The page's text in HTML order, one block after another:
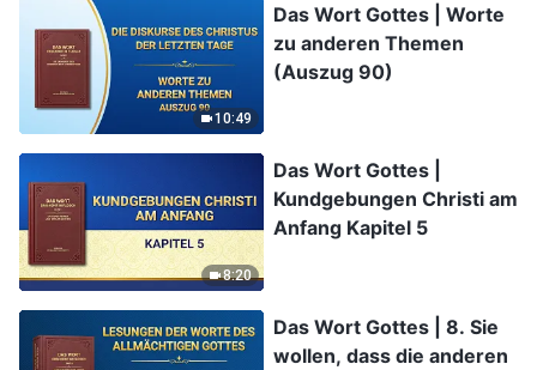
10:49
Das Wort Gottes | Worte
zu anderen Themen
(Auszug 90)
8:20
Das Wort Gottes |
Kundgebungen Christi am
Anfang Kapitel 5
Das Wort Gottes | 8. Sie
wollen, dass die anderen